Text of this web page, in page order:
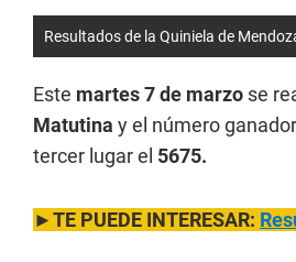
Resultados de la Quiniela de
Este martes 7 de marzo se
Matutina y el número
tercer lugar el 5675.
►TE PUEDE INTERESAR: